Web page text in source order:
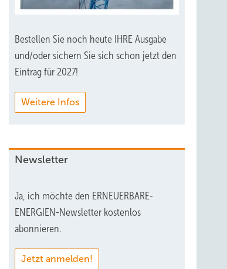
Bestellen Sie noch heute IHRE Ausgabe
und/oder sichern Sie sich schon jetzt den
Eintrag für 2027!
Weitere Infos
Newsletter
Ja, ich möchte den ERNEUERBARE-
ENERGIEN-Newsletter kostenlos
abonnieren.
Jetzt anmelden!